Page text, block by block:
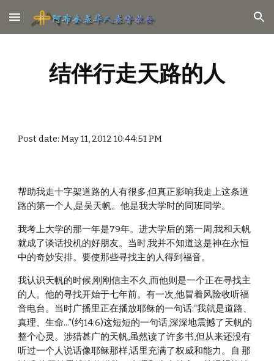
Skip to main content Skip to navigation
结伴行走天路的人
Post date: May 11, 2012 10:44:51 PM
帮助我走十字架道路的人有很多,但真正影响我走上这条道
路的第一个人,是吴天帆。他是我大学时的同班同学。
我考上大学的那一年是79年。进大学后的第一周,我和天帆
就成了谈话投机的好朋友。当时,我并不知道这是神在永恒
中的奇妙安排。要使那些寻找主的人得到福音。
我认识天帆的时候,刚刚信主不久,而他则是一个正在寻找主
的人。他的寻找开始于七年前。有一次,他冒着风险收听福
音电台。当时广播里正在播放耶稣的一句话:“我就是道路、
真理、生命...”(约14:6)这短短的一句话,深深地震撼了天帆的
整个心灵。涉猎甚广的天帆,虽然读了许多书,但从来还没有
听过一个人说话像耶稣那样,话里充满了权威和能力。自 那